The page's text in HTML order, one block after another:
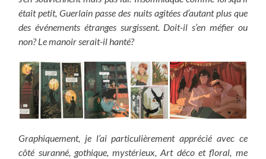
était petit, Guerlain passe des nuits agitées d’autant plus que
des événements étranges surgissent. Doit-il s’en méfier ou
non? Le manoir serait-il hanté?
Graphiquement, je l’ai particulièrement apprécié avec ce
côté suranné, gothique, mystérieux, Art déco et floral, me